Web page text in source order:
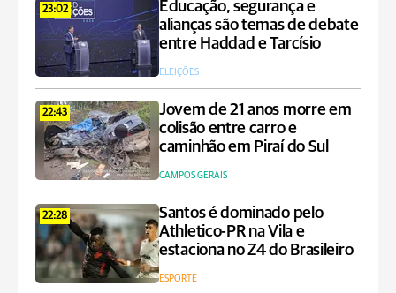
23:02
Educação, segurança e
alianças são temas de debate
entre Haddad e Tarcísio
ELEIÇÕES
22:43
Jovem de 21 anos morre em
colisão entre carro e
caminhão em Piraí do Sul
CAMPOS GERAIS
22:28
Santos é dominado pelo
Athletico-PR na Vila e
estaciona no Z4 do Brasileiro
ESPORTE